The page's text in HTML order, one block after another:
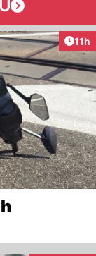
11h